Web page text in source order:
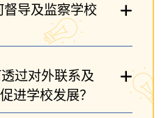
督导及监察学校
过对外联系及
进学校发展？